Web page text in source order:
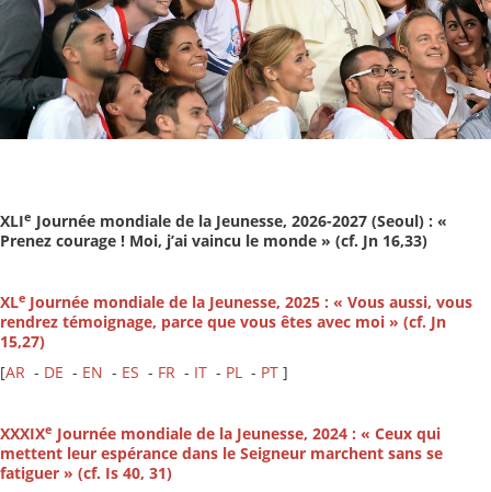
XLIe Journée mondiale de la Jeunesse, 2026-2027 (Seoul) : «
Prenez courage ! Moi, j’ai vaincu le monde » (cf. Jn 16,33)
XLe Journée mondiale de la Jeunesse, 2025 : « Vous aussi, vous
rendrez témoignage, parce que vous êtes avec moi » (cf. Jn
15,27)
[AR - DE - EN - ES - FR - IT - PL - PT ]
XXXIXe Journée mondiale de la Jeunesse, 2024 : « Ceux qui
mettent leur espérance dans le Seigneur marchent sans se
fatiguer » (cf. Is 40, 31)